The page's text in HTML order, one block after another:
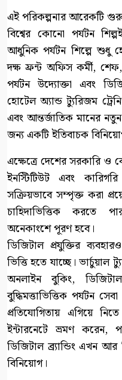
এই পরিকল্পনার আরেকটি
বিশ্বের কোনো পর্যটন
আধুনিক পর্যটন শিল্পে শুধু
দক্ষ ফ্রন্ট অফিস কর্মী,
পর্যটন উদ্যোক্তা এবং
হোটেল অ্যান্ড ট্যুরিজম
এবং আন্তর্জাতিক মানের নতুন
জন্য একটি ইতিবাচক
এক্ষেত্রে দেশের সরকারি ও
ইনস্টিটিউট এবং
সক্রিয়ভাবে সম্পৃক্ত করা
চাহিদাভিত্তিক করতে
অনেকাংশে পূরণ হবে।
ডিজিটাল প্রযুক্তির
ভিত্তি হতে যাচ্ছে। ভার্চুয়াল
অনলাইন বুকিং,
বুদ্ধিমত্তাভিত্তিক পর্যটন
প্রতিযোগিতায় এগিয়ে
ইন্টারনেটে ভ্রমণ করেন,
ডিজিটাল ব্র্যান্ডিং এখন
বিনিয়োগ।